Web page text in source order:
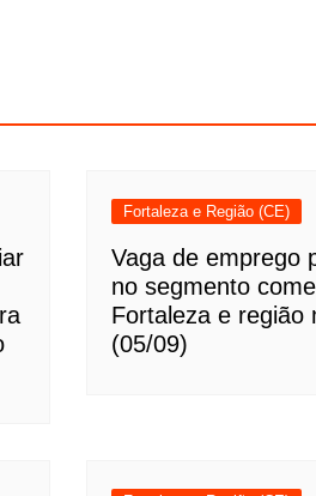
Fortaleza e Região (CE)
Vaga de emprego
no segmento
Fortaleza e região
(05/09)